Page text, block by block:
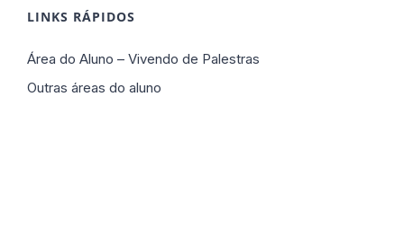
LINKS RÁPIDOS
Área do Aluno – Vivendo de Palestras
Outras áreas do aluno